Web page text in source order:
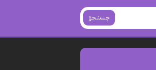
جستجو